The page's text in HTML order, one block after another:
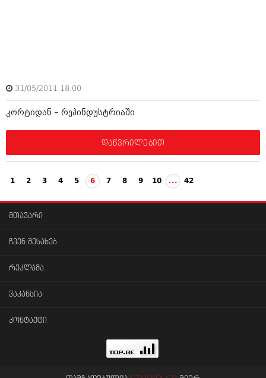
31/05/2011 18:00
კორტიდან – რეპინდუსტრიაში
დაწვრილებით
1 2 3 4 5 6 7 8 9 10 ... 42
მთავარი
ჩვენ შესახებ
რეკლამა
ვაკანსია
კონტაქტი